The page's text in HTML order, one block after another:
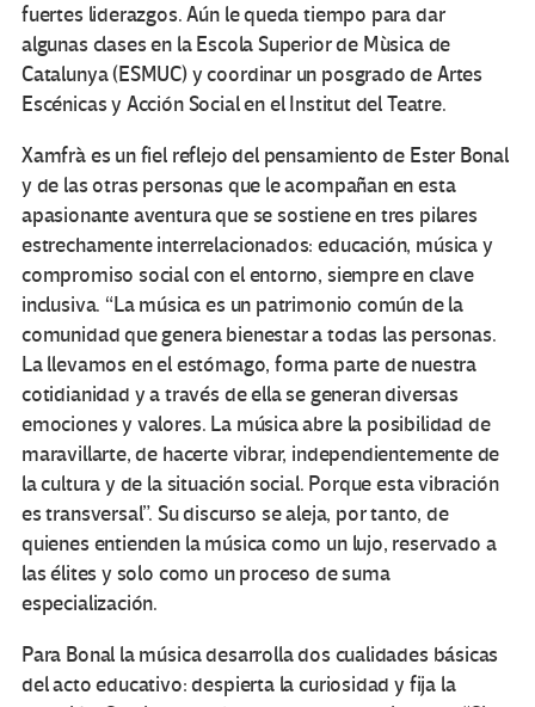
fuertes liderazgos. Aún le queda tiempo para dar
algunas clases en la Escola Superior de Mùsica de
Catalunya (ESMUC) y coordinar un posgrado de Artes
Escénicas y Acción Social en el Institut del Teatre.
Xamfrà es un fiel reflejo del pensamiento de Ester Bonal
y de las otras personas que le acompañan en esta
apasionante aventura que se sostiene en tres pilares
estrechamente interrelacionados: educación, música y
compromiso social con el entorno, siempre en clave
inclusiva. “La música es un patrimonio común de la
comunidad que genera bienestar a todas las personas.
La llevamos en el estómago, forma parte de nuestra
cotidianidad y a través de ella se generan diversas
emociones y valores. La música abre la posibilidad de
maravillarte, de hacerte vibrar, independientemente de
la cultura y de la situación social. Porque esta vibración
es transversal”. Su discurso se aleja, por tanto, de
quienes entienden la música como un lujo, reservado a
las élites y solo como un proceso de suma
especialización.
Para Bonal la música desarrolla dos cualidades básicas
del acto educativo: despierta la curiosidad y fija la